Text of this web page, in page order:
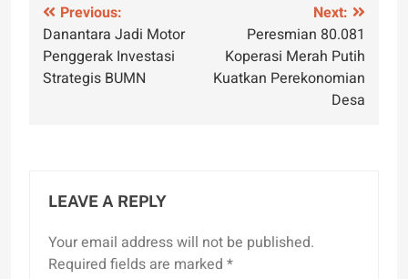
Post
navigation
Previous:
Danantara Jadi Motor
Penggerak Investasi
Strategis BUMN
Next:
Peresmian 80.081
Koperasi Merah Putih
Kuatkan Perekonomian
Desa
LEAVE A REPLY
Your email address will not be published.
Required fields are marked *